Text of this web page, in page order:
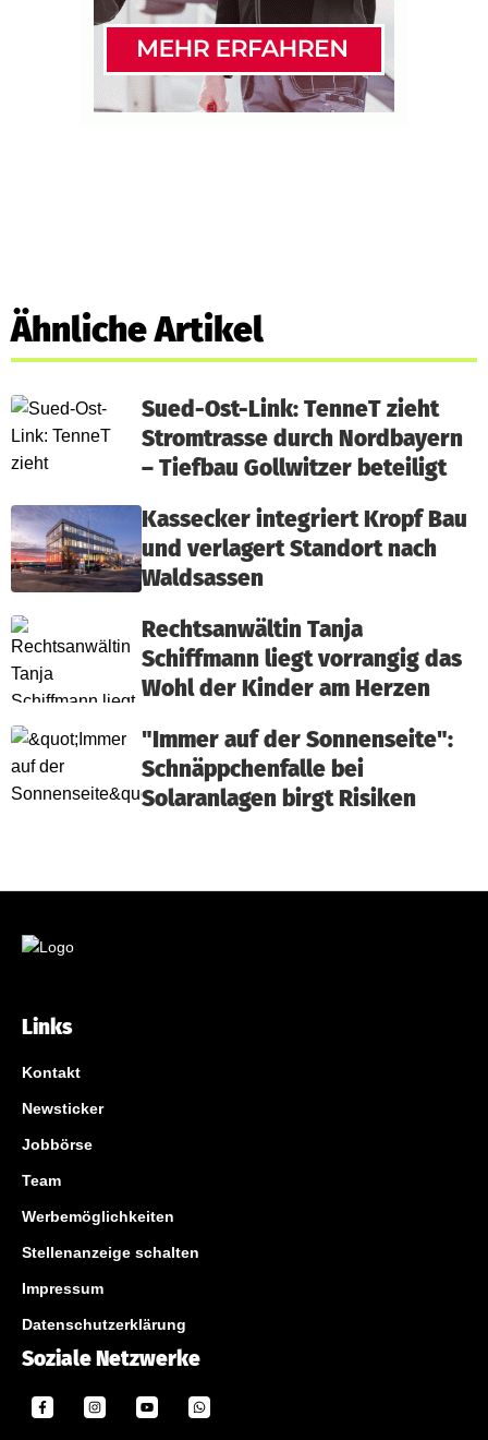
Ähnliche Artikel
Sued-Ost-Link: TenneT zieht
Stromtrasse durch Nordbayern
– Tiefbau Gollwitzer beteiligt
Kassecker integriert Kropf Bau
und verlagert Standort nach
Waldsassen
Rechtsanwältin Tanja
Schiffmann liegt vorrangig das
Wohl der Kinder am Herzen
"Immer auf der Sonnenseite":
Schnäppchenfalle bei
Solaranlagen birgt Risiken
Links
Kontakt
Newsticker
Jobbörse
Team
Werbemöglichkeiten
Stellenanzeige schalten
Impressum
Datenschutzerklärung
Soziale Netzwerke